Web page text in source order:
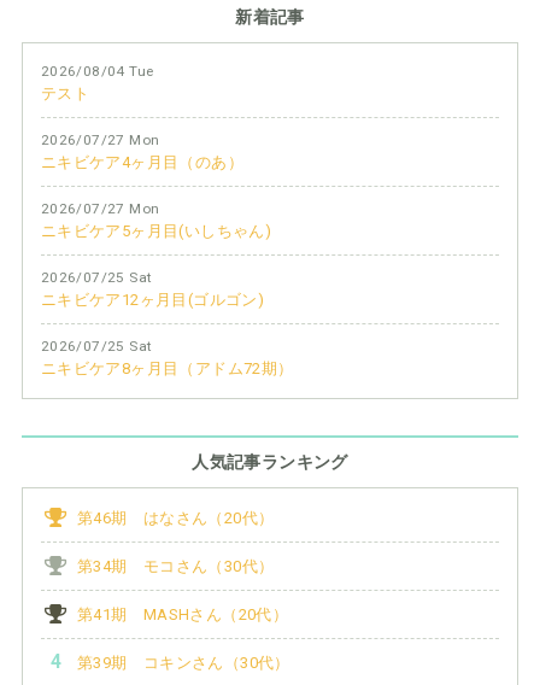
新着記事
2026/08/04 Tue
テスト
2026/07/27 Mon
ニキビケア4ヶ月目（のあ）
2026/07/27 Mon
ニキビケア5ヶ月目(いしちゃん)
2026/07/25 Sat
ニキビケア12ヶ月目(ゴルゴン)
2026/07/25 Sat
ニキビケア8ヶ月目（アドム72期）
人気記事ランキング
第46期 はなさん（20代）
第34期 モコさん（30代）
第41期 MASHさん（20代）
第39期 コキンさん（30代）